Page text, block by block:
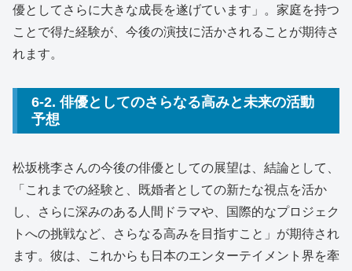
優としてさらに大きな成長を遂げています」。家庭を持つ
ことで得た経験が、今後の演技に活かされることが期待さ
れます。
6-2. 俳優としてのさらなる高みと未来の活動
予想
松坂桃李さんの今後の俳優としての展望は、結論として、
「これまでの経験と、既婚者としての新たな視点を活か
し、さらに深みのある人間ドラマや、国際的なプロジェク
トへの挑戦など、さらなる高みを目指すこと」が期待され
ます。彼は、これからも日本のエンターテイメント界を牽